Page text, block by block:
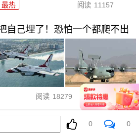
最热 阅读 11157
自己埋了！恐怕一个都爬不出
阅读 18279 08-03
上将一封信捅破天！美军五艘驱
舰要盖三口锅！
0 0